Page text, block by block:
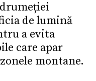
de lumină
a evita
care apar
montane.